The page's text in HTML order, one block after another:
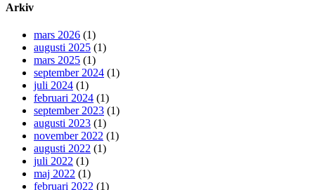
Arkiv
mars 2026 (1)
augusti 2025 (1)
mars 2025 (1)
september 2024 (1)
juli 2024 (1)
februari 2024 (1)
september 2023 (1)
augusti 2023 (1)
november 2022 (1)
augusti 2022 (1)
juli 2022 (1)
maj 2022 (1)
februari 2022 (1)